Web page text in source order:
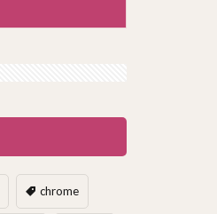
chrome